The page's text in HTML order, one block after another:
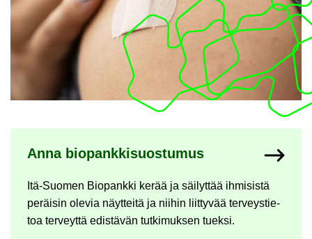
Anna bio­pank­ki­suos­tu­mus
Itä-​Suomen Bio­pank­ki kerää ja säi­lyt­tää ih­mi­sis­tä
pe­räi­sin ole­via näyt­tei­tä ja nii­hin liit­ty­vää ter­veys­tie­
toa ter­veyt­tä edis­tä­vän tut­ki­muk­sen tuek­si.